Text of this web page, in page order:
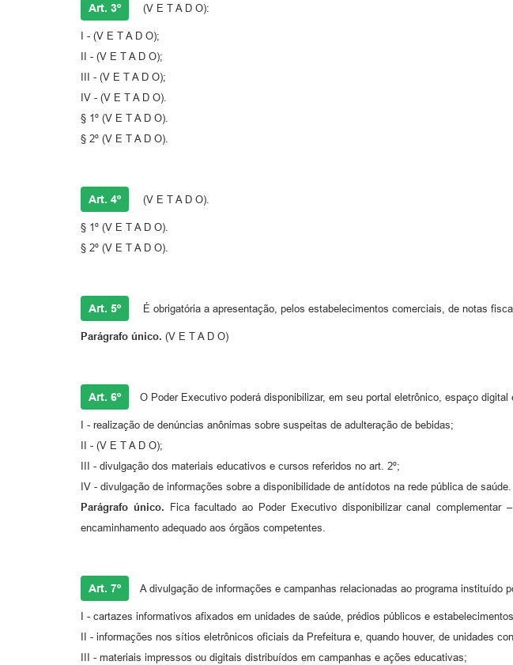
Art. 3º (V E T A D O):
I - (V E T A D O);
II - (V E T A D O);
III - (V E T A D O);
IV - (V E T A D O).
§ 1º (V E T A D O).
§ 2º (V E T A D O).
Art. 4º (V E T A D O).
§ 1º (V E T A D O).
§ 2º (V E T A D O).
Art. 5º É obrigatória a apresentação, pelos estabelecimentos comerciais, de notas
Parágrafo único. (V E T A D O)
Art. 6º O Poder Executivo poderá disponibilizar, em seu portal eletrônico, espaço digital
I - realização de denúncias anônimas sobre suspeitas de adulteração de bebidas;
II - (V E T A D O);
III - divulgação dos materiais educativos e cursos referidos no art. 2º;
IV - divulgação de informações sobre a disponibilidade de antídotos na rede pública de saúde.
Parágrafo único. Fica facultado ao Poder Executivo disponibilizar canal
encaminhamento adequado aos órgãos competentes.
Art. 7º A divulgação de informações e campanhas relacionadas ao programa instituído
I - cartazes informativos afixados em unidades de saúde, prédios públicos e
II - informações nos sítios eletrônicos oficiais da Prefeitura e, quando houver, de unidades
III - materiais impressos ou digitais distribuídos em campanhas e ações educativas;